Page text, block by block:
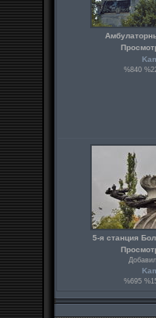
%840
5-я станция
%695